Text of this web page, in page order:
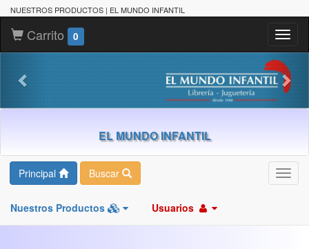
NUESTROS PRODUCTOS | EL MUNDO INFANTIL
Carrito 0
EL MUNDO INFANTIL
Principal Buscar
Nuestros Productos Usuarios